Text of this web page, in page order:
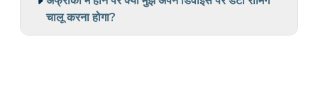
चालू करना होगा?